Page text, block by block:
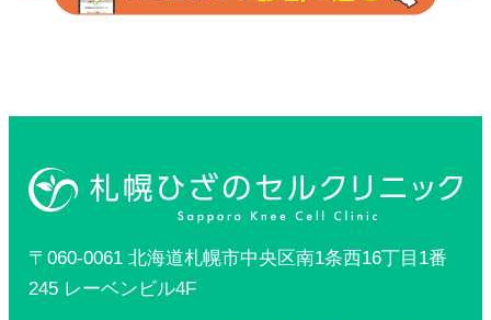
〒060-0061 北海道札幌市中央区南1条西16丁目1番
245 レーベンビル4F